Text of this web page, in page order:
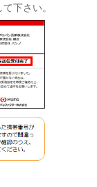
下さい。